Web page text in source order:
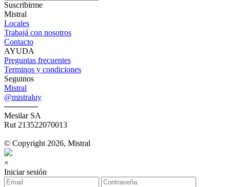
Suscribirme
Mistral
Locales
Trabajá con nosotros
Contacto
AYUDA
Preguntas frecuentes
Terminos y condiciones
Seguinos
Mistral
@mistraluy
──────
Mesilar SA
Rut 213522070013
© Copyright 2026, Mistral
×
Iniciar sesión